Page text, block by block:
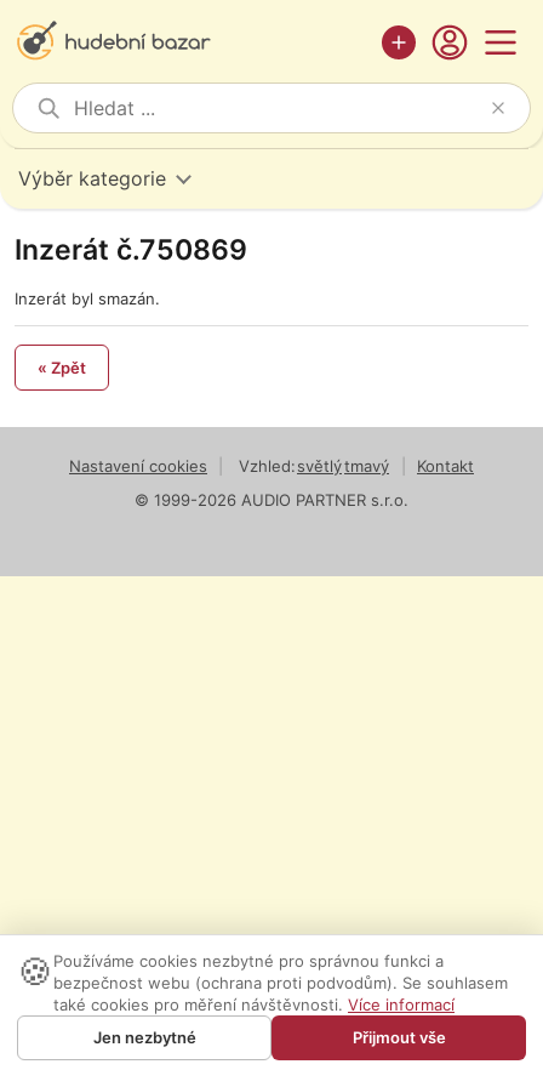
Výběr kategorie
Inzerát č.750869
Inzerát byl smazán.
« Zpět
Nastavení cookies Vzhled:světlýtmavý
Kontakt
© 1999-2026 AUDIO PARTNER s.r.o.
🍪 Používáme cookies nezbytné pro správnou funkci a
bezpečnost webu (ochrana proti podvodům). Se souhlasem
také cookies pro měření návštěvnosti. Více informací
Jen nezbytné
Přijmout vše